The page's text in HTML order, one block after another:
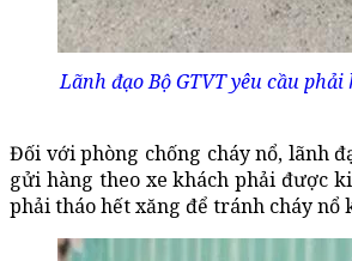
Lãnh đạo Bộ GTVT yêu cầu
Đối với phòng chống cháy nổ, lãnh
gửi hàng theo xe khách phải được
phải tháo hết xăng để tránh cháy nổ